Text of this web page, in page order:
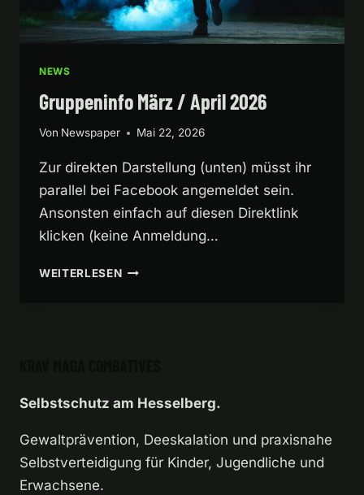
NEWS
Gruppeninfo März / April 2026
Von Newspaper Mai 22, 2026
Zur direkten Darstellung (unten) müsst ihr
parallel bei Facebook angemeldet sein.
Ansonsten einfach auf diesen Direktlink
klicken (keine Anmeldung…
WEITERLESENGRUPPENINFO
Selbstschutz am Hesselberg.
Gewaltprävention, Deeskalation und praxisnahe
Selbstverteidigung für Kinder, Jugendliche und
Erwachsene.